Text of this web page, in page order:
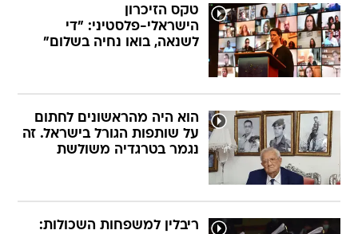
טקס הזיכרון
הישראלי-פלסטיני: "די
לשנאה, בואו נחיה בשלום"
הוא היה מהראשונים לחתום
על שותפות הגורל בישראל. זה
נגמר בטרגדיה משולשת
ריבלין למשפחות השכולות: